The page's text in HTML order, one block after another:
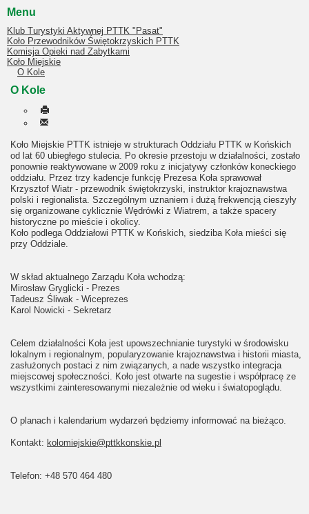
Menu
Klub Turystyki Aktywnej PTTK "Pasat"
Koło Przewodników Świętokrzyskich PTTK
Komisja Opieki nad Zabytkami
Koło Miejskie
O Kole
O Kole
Koło Miejskie PTTK istnieje w strukturach Oddziału PTTK w Końskich
od lat 60 ubiegłego stulecia. Po okresie przestoju w działalności, zostało
ponownie reaktywowane w 2009 roku z inicjatywy członków koneckiego
oddziału. Przez trzy kadencje funkcję Prezesa Koła sprawował
Krzysztof Wiatr - przewodnik świętokrzyski, instruktor krajoznawstwa
polski i regionalista. Szczególnym uznaniem i dużą frekwencją cieszyły
się organizowane cyklicznie Wędrówki z Wiatrem, a także spacery
historyczne po mieście i okolicy.
Koło podlega Oddziałowi PTTK w Końskich, siedziba Koła mieści się
przy Oddziale.
W skład aktualnego Zarządu Koła wchodzą:
Mirosław Gryglicki - Prezes
Tadeusz Śliwak - Wiceprezes
Karol Nowicki - Sekretarz
Celem działalności Koła jest upowszechnianie turystyki w środowisku
lokalnym i regionalnym, popularyzowanie krajoznawstwa i historii miasta,
zasłużonych postaci z nim związanych, a nade wszystko integracja
miejscowej społeczności. Koło jest otwarte na sugestie i współpracę ze
wszystkimi zainteresowanymi niezależnie od wieku i światopoglądu.
O planach i kalendarium wydarzeń będziemy informować na bieżąco.
Kontakt: kolomiejskie@pttkkonskie.pl
Telefon: +48 570 464 480